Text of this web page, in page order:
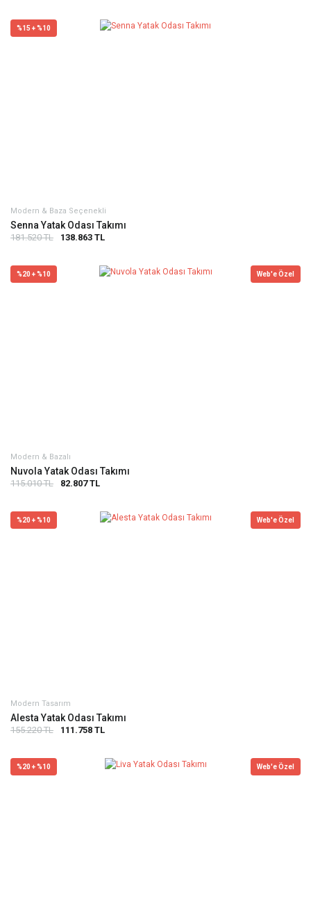
%15 + %10
Modern & Baza Seçenekli
Senna Yatak Odası Takımı
181.520 TL 138.863 TL
%20 + %10 Web'e Özel
Modern & Bazalı
Nuvola Yatak Odası Takımı
115.010 TL 82.807 TL
%20 + %10 Web'e Özel
Modern Tasarım
Alesta Yatak Odası Takımı
155.220 TL 111.758 TL
%20 + %10 Web'e Özel